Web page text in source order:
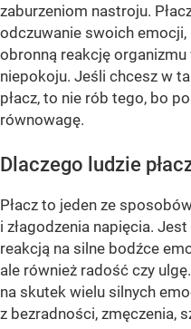
zaburzeniom nastroju.
odczuwanie swoich
obronną reakcję
niepokoju. Jeśli chcesz w
płacz, to nie rób tego, bo
równowagę.
Dlaczego ludzie
Płacz to jeden ze
i złagodzenia napięcia.
reakcją na silne bodźce
ale również radość czy
na skutek wielu silnych
z bezradności, zmęczenia,